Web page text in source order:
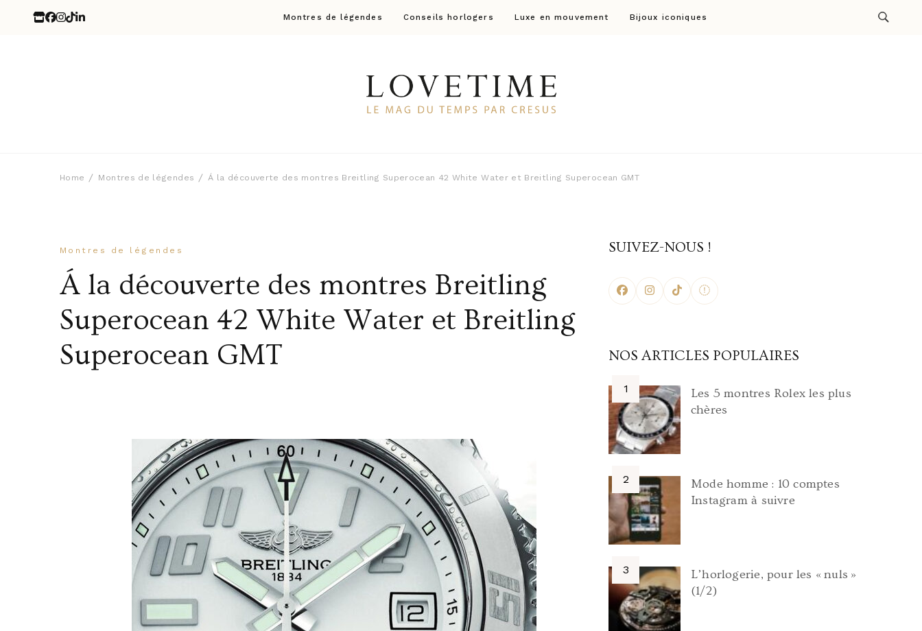
Montres de légendes Conseils horlogers Luxe en mouvement Bijoux iconiques
Home Montres de légendes Á la découverte des montres Breitling Superocean 42 White Water et Breitling Superocean GMT
Montres de légendes
Á la découverte des montres Breitling
Superocean 42 White Water et Breitling
Superocean GMT
SUIVEZ-NOUS !
NOS ARTICLES POPULAIRES
Les 5 montres Rolex les plus
chères
Mode homme : 10 comptes
Instagram à suivre
L’horlogerie, pour les « nuls »
(1/2)